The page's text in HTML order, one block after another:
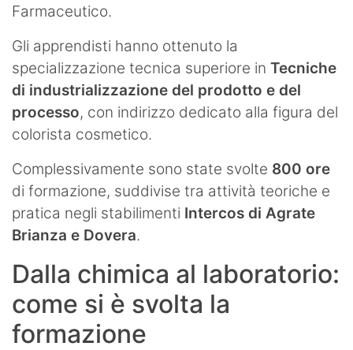
Farmaceutico.
Gli apprendisti hanno ottenuto la
specializzazione tecnica superiore in Tecniche
di industrializzazione del prodotto e del
processo, con indirizzo dedicato alla figura del
colorista cosmetico.
Complessivamente sono state svolte 800 ore
di formazione, suddivise tra attività teoriche e
pratica negli stabilimenti Intercos di Agrate
Brianza e Dovera.
Dalla chimica al laboratorio:
come si è svolta la
formazione